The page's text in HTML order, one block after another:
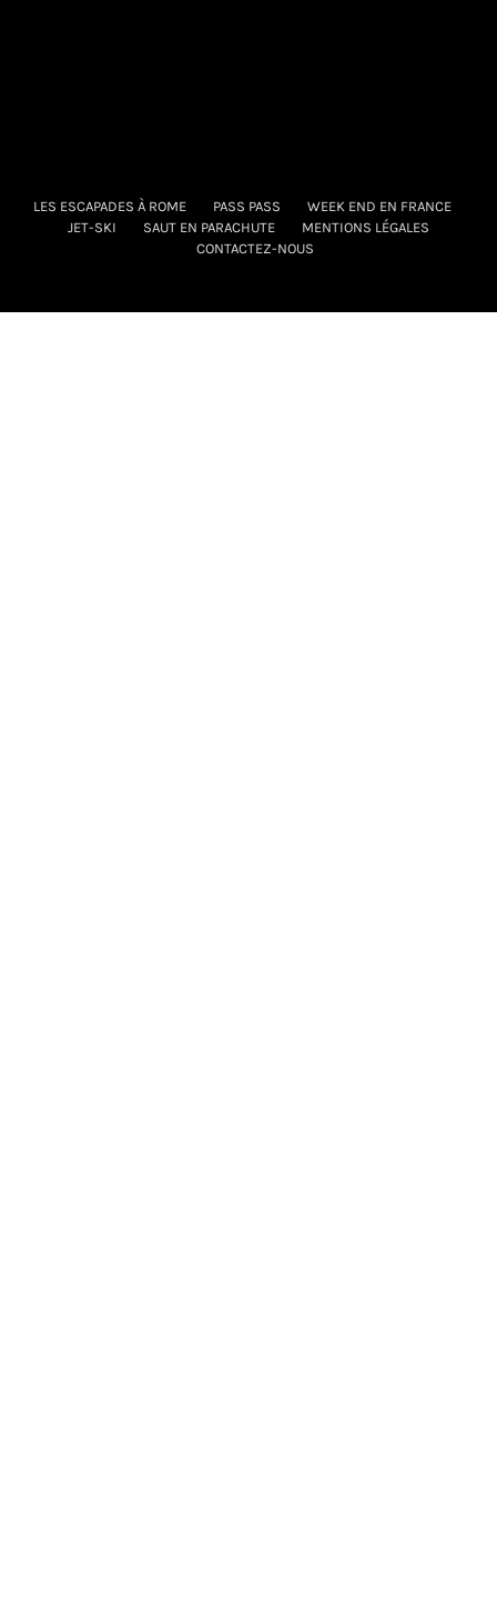
LES ESCAPADES À ROME PASS PASS
WEEK END EN FRANCE
JET-SKI
SAUT EN PARACHUTE
MENTIONS LÉGALES
CONTACTEZ-NOUS